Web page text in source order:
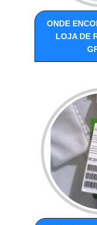
ONDE
LOJA DE